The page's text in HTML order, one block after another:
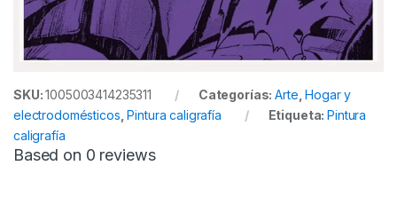
SKU:1005003414235311 Categorías:Arte ,Hogar y
electrodomésticos ,Pintura caligrafía Etiqueta:Pintura
caligrafía
Based on 0 reviews